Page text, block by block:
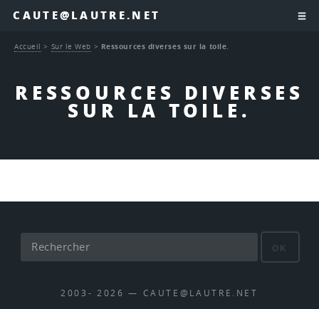
CAUTE@LAUTRE.NET
RESSOURCES DIVERSES
SUR LA TOILE.
Accueil > Sur le Web > Ressources diverses sur la toile.
OK
2003- 2026 — CAUTE@LAUTRE.NET